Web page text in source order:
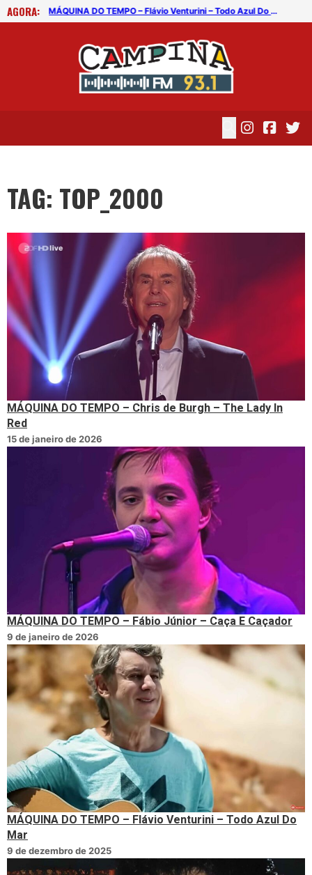
AGORA: MÁQUINA DO TEMPO – Flávio Venturini – Todo Azul Do Mar
TAG: TOP_2000
MÁQUINA DO TEMPO – Chris de Burgh – The Lady In
Red
15 de janeiro de 2026
MÁQUINA DO TEMPO – Fábio Júnior – Caça E Caçador
9 de janeiro de 2026
MÁQUINA DO TEMPO – Flávio Venturini – Todo Azul Do
Mar
9 de dezembro de 2025